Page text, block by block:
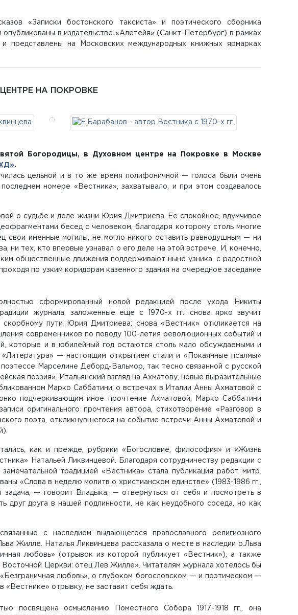
«Записки бостонского таксиста» и поэтического сборника
в издательстве «Алетейя» (Санкт-Петербург) в рамках
представлены на Московских международных книжных ярмарках
НА ПОКРОВКЕ
Богородицы, в Духовном центре на Покровке в Москве
.
цельной и в то же время полифоничной — голоса были очень
номере «Вестника», захватывало, и при этом создавалось
о судьбе и деле жизни Юрия Дмитриева. Ее спокойное, вдумчивое
бесед с человеком, благодаря которому столь многие
свои именные могилы, не могло никого оставить равнодушным — ни
ни тех, кто впервые узнавал о его деле на этой встрече. И, конечно,
общественные движения поддерживают ныне узника, с радостной
по узким коридорам казенного здания на очередное заседание
сформированный новой редакцией после ухода Никиты
журнала, заложенные еще с 1970-х гг.: снова ярко звучит
пути Юрия Дмитриева; снова «Вестник» откликается на
современников по поводу 100-летия революционных событий и
которые и в юбилейный год остаются столь мало обсуждаемыми и
— настоящим открытием стали и «Покаянные псалмы»
Марселине Деборд-Вальмор, так тесно связанной с русской
поэзия». Итальянский взгляд на Ахматову, новые выразительные
Марко Саббатини, о встречах в Италии Анны Ахматовой с
подчеркивающим иное прочтение Ахматовой, Марко Саббатини
оригинального прочтения автора, стихотворение «Разговор в
поэта, откликнувшегося на событие встречи Анны Ахматовой и
как и прежде, рубрики «Богословие, философия» и «Жизнь
Натальей Ликвинцевой. Благодаря сотрудничеству редакции с
традицией «Вестника» стала публикация работ митр.
«Слова в неделю молитв о христианском единстве» (1983-1986 гг.,
— говорит Владыка, — отвернуться от себя и посмотреть в
друга в нашей подлинности, не как неудобного соседа, но как
с наследием выдающегося православного религиозного
Жилле. Наталья Ликвинцева рассказала о месте в наследии о.Льва
любовь» (отрывок из которой публикует «Вестник»), а также
Церкви: отец Лев Жилле». Читателям журнала хотелось бы
любовь», о глубоком богословском — и поэтическом —
отрывку, не заставит себя ждать.
посвящена осмыслению Поместного Собора 1917-1918 гг., она